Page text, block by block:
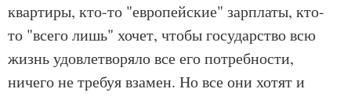
квартиры, кто-то "европейские" зарплаты, кто-
то "всего лишь" хочет, чтобы государство всю
жизнь удовлетворяло все его потребности,
ничего не требуя взамен. Но все они хотят и